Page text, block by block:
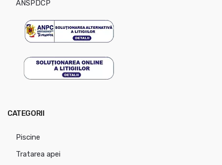
ANSPDCP
CATEGORII
Piscine
Tratarea apei